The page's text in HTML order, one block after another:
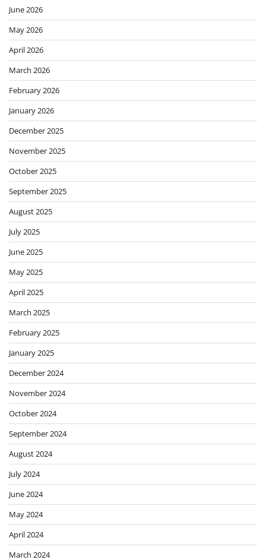
June 2026
May 2026
April 2026
March 2026
February 2026
January 2026
December 2025
November 2025
October 2025
September 2025
August 2025
July 2025
June 2025
May 2025
April 2025
March 2025
February 2025
January 2025
December 2024
November 2024
October 2024
September 2024
August 2024
July 2024
June 2024
May 2024
April 2024
March 2024